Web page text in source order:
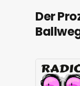
Der